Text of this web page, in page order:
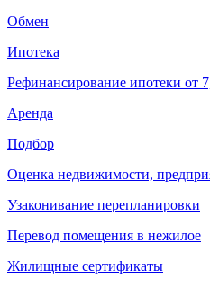
Обмен
Ипотека
Рефинансирование ипотеки от
Аренда
Подбор
Оценка недвижимости,
Узаконивание перепланировки
Перевод помещения в нежилое
Жилищные сертификаты